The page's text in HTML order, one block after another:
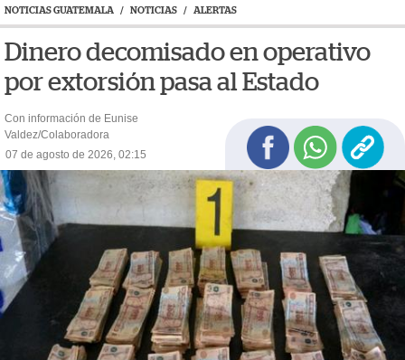
NOTICIAS GUATEMALA / NOTICIAS / ALERTAS
Dinero decomisado en operativo
por extorsión pasa al Estado
Con información de Eunise
Valdez/Colaboradora
07 de agosto de 2026, 02:15